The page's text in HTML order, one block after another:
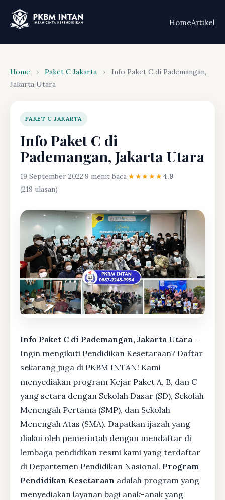
HomeArtikel
Home › Paket C Jakarta ›
Info Paket C di Pademangan,
Jakarta Utara
PAKET C JAKARTA
Info Paket C di
Pademangan, Jakarta Utara
19 September 2022·9 menit baca·★★★★★4.9
(219 ulasan)
Info Paket C di Pademangan, Jakarta Utara -
Ingin mengikuti Pendidikan Kesetaraan? Daftar
sekarang juga di PKBM INTAN! Kami
menyediakan program Kejar Paket A, B, dan C
yang setara dengan Sekolah Dasar (SD), Sekolah
Menengah Pertama (SMP), dan Sekolah
Menengah Atas (SMA). Dapatkan ijazah yang
diakui oleh pemerintah dengan mendaftar di
lembaga pendidikan resmi kami yang terdaftar
di Departemen Pendidikan Nasional. Program
Pendidikan Kesetaraan adalah program yang
menyediakan layanan bagi anak-anak yang